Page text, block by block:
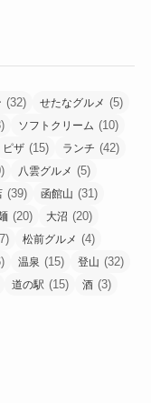
(32) せたなグルメ (5)
ソフトクリーム (10)
ピザ (15) ランチ (42)
八雲グルメ (5)
(39) 函館山 (31)
(20) 大沼 (20)
松前グルメ (4)
温泉 (15) 登山 (32)
道の駅 (15) 酒 (3)